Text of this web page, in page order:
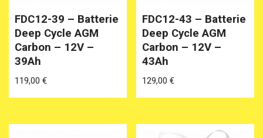
FDC12-39 – Batterie
Deep Cycle AGM
Carbon – 12V –
39Ah
119,00 €
FDC12-43 – Batterie
Deep Cycle AGM
Carbon – 12V –
43Ah
129,00€